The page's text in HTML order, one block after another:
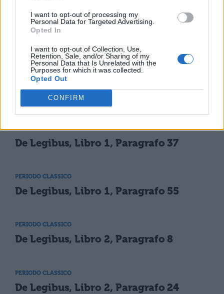
I want to opt-out of processing my
Personal Data for Targeted Advertising.
Opted In
I want to opt-out of Collection, Use,
Retention, Sale, and/or Sharing of my
Personal Data that Is Unrelated with the
Purposes for which it was collected.
Opted Out
CONFIRM
TI POTREBBE INTERESSARE
PERIODO CLASSICO
De Legibus, Libro 1,Paragrafo 4
PERIODO CLASSICO
De Legibus, Libro 1, Paragrafo 21
PERIODO CLASSICO
De Legibus, Libro 1, Paragrafo 37
PERIODO CLASSICO
De Legibus, Libro 1, Paragrafo 55
PERIODO CLASSICO
De Legibus, Libro 2, Paragrafo 8
PERIODO CLASSICO
De Legibus, Libro 2, Paragrafo 24